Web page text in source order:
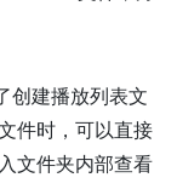
创建播放列表文
件时，可以直接
文件夹内部查看